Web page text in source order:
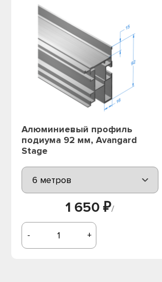
Алюминиевый профиль
подиума 92 мм, Avangard
Stage
1 650 ₽/
- +